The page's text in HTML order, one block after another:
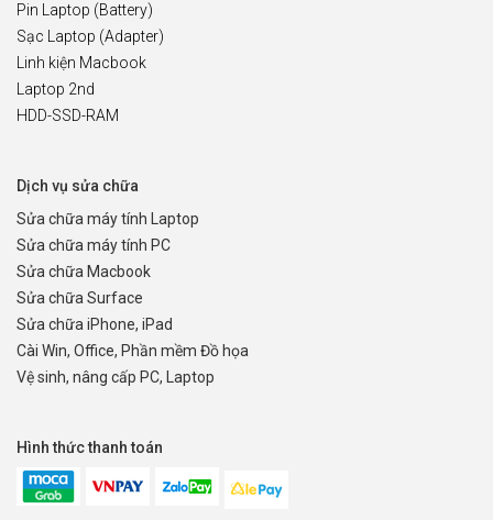
Pin Laptop (Battery)
Sạc Laptop (Adapter)
Linh kiện Macbook
Laptop 2nd
HDD-SSD-RAM
Dịch vụ sửa chữa
Sửa chữa máy tính Laptop
Sửa chữa máy tính PC
Sửa chữa Macbook
Sửa chữa Surface
Sửa chữa iPhone, iPad
Cài Win, Office, Phần mềm Đồ họa
Vệ sinh, nâng cấp PC, Laptop
Hình thức thanh toán